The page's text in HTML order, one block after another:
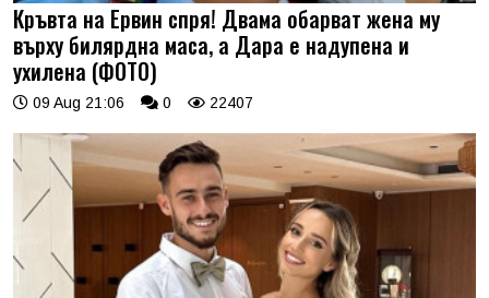
Кръвта на Ервин спря! Двама обарват жена му
върху билярдна маса, а Дара е надупена и
ухилена (ФОТО)
09 Aug 21:06 0 22407